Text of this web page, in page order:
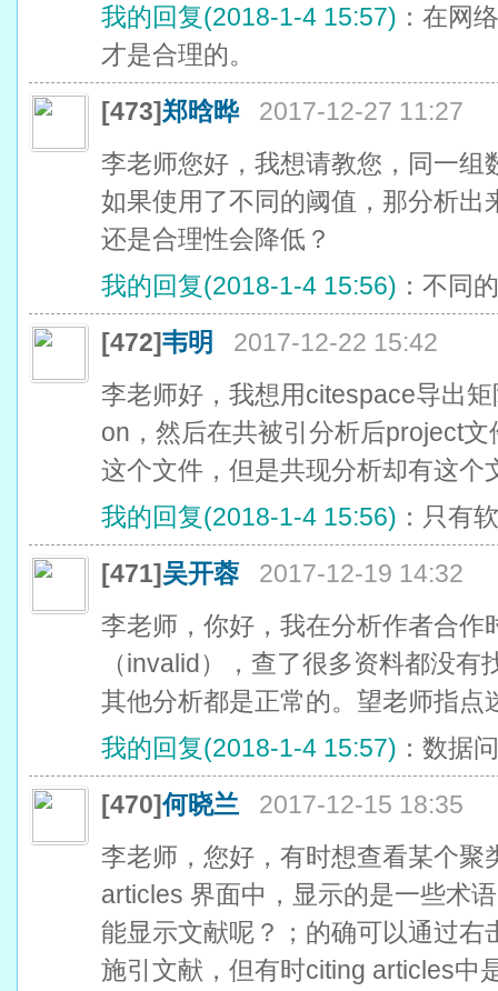
我的回复(2018-1-4 15:57) ：在网
才是合理的。
[473]郑晗晔
2017-12-27 11:27
李老师您好，我想请教您，同一
如果使用了不同的阈值，那分析
还是合理性会降低？
我的回复(2018-1-4 15:56) ：不同
[472]韦明
2017-12-22 15:42
李老师好，我想用citespace导出
on，然后在共被引分析后project
这个文件，但是共现分析却有这个
我的回复(2018-1-4 15:56) ：只有
[471]吴开蓉
2017-12-19 14:32
李老师，你好，我在分析作者合作
（invalid），查了很多资料都没
其他分析都是正常的。望老师指点
我的回复(2018-1-4 15:57) ：数据
[470]何晓兰
2017-12-15 18:35
李老师，您好，有时想查看某个
articles 界面中，显示的是一些术
能显示文献呢？；的确可以通过
施引文献，但有时citing articles中